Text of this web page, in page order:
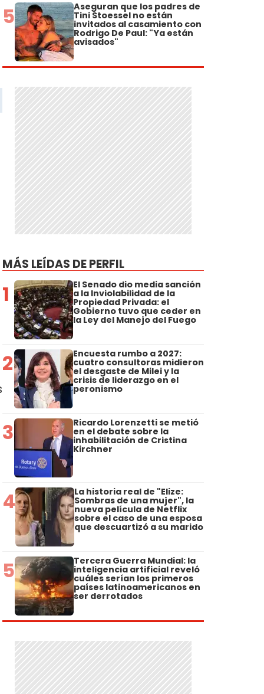
5 Aseguran que los padres de
Tini Stoessel no están
invitados al casamiento con
Rodrigo De Paul: "Ya están
avisados"
MÁS LEÍDAS DE PERFIL
1 El Senado dio media sanción
a la Inviolabilidad de la
Propiedad Privada: el
Gobierno tuvo que ceder en
la Ley del Manejo del Fuego
2 Encuesta rumbo a 2027:
cuatro consultoras midieron
el desgaste de Milei y la
crisis de liderazgo en el
peronismo
3 Ricardo Lorenzetti se metió
en el debate sobre la
inhabilitación de Cristina
Kirchner
4 La historia real de "Elize:
Sombras de una mujer", la
nueva película de Netflix
sobre el caso de una esposa
que descuartizó a su marido
5 Tercera Guerra Mundial: la
inteligencia artificial reveló
cuáles serían los primeros
países latinoamericanos en
ser derrotados